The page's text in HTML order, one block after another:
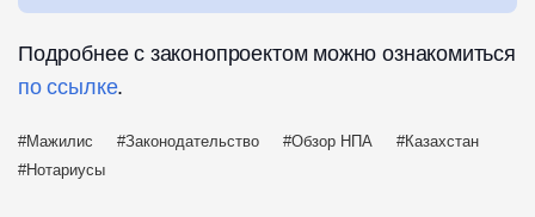
Подробнее с законопроектом можно ознакомиться
по ссылке.
Мажилис Законодательство Обзор НПА
Казахстан
Нотариусы